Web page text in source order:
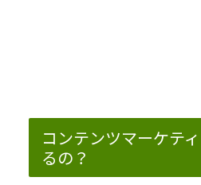
コンテンツマーケテ
るの？